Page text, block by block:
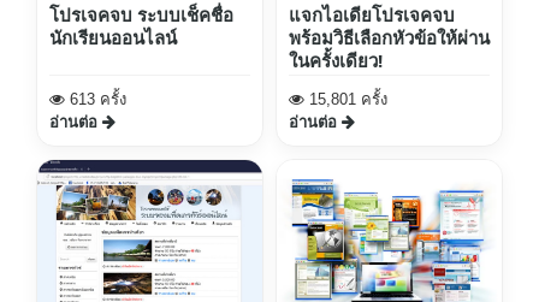
โปรเจคจบ ระบบเช็คชื่อ
นักเรียนออนไลน์
613 ครั้ง
อ่านต่อ
แจกไอเดียโปรเจคจบ
พร้อมวิธีเลือกหัวข้อให้ผ่าน
ในครั้งเดียว!
15,801 ครั้ง
อ่านต่อ